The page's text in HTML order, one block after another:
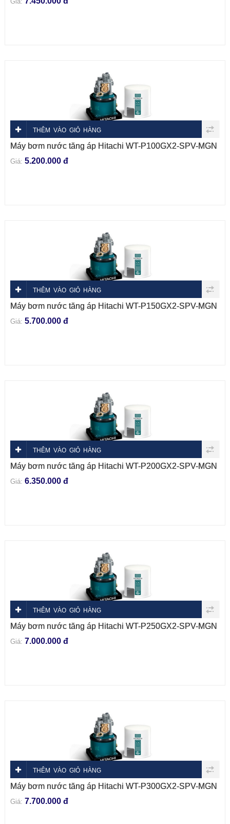
THÊM VÀO GIỎ HÀNG
Máy bơm nước tăng áp Hitachi WT-P100GX2-SPV-MGN
Giá: 5.200.000 đ
THÊM VÀO GIỎ HÀNG
Máy bơm nước tăng áp Hitachi WT-P150GX2-SPV-MGN
Giá: 5.700.000 đ
THÊM VÀO GIỎ HÀNG
Máy bơm nước tăng áp Hitachi WT-P200GX2-SPV-MGN
Giá: 6.350.000 đ
THÊM VÀO GIỎ HÀNG
Máy bơm nước tăng áp Hitachi WT-P250GX2-SPV-MGN
Giá: 7.000.000 đ
THÊM VÀO GIỎ HÀNG
Máy bơm nước tăng áp Hitachi WT-P300GX2-SPV-MGN
Giá: 7.700.000 đ